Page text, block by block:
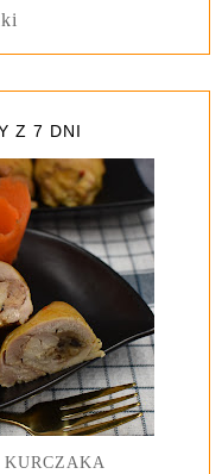
Z 7 DNI
KURCZAKA